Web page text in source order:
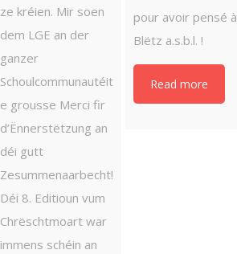
ze kréien. Mir soen
dem LGE an der
ganzer
Schoulcommunautéit
e grousse Merci fir
d’Ënnerstëtzung an
déi gutt
Zesummenaarbecht!
Déi 8. Editioun vum
Chrëschtmoart war
immens schéin an
pour avoir pensé à
Blëtz a.s.b.l. !
Read more